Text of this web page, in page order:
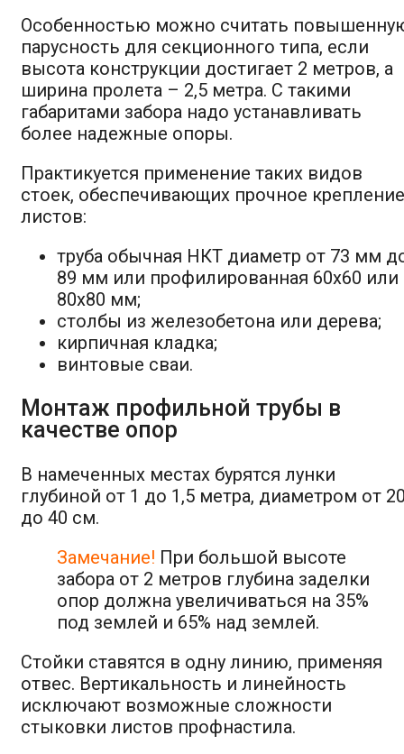
Особенностью можно считать
парусность для секционного типа, если
высота конструкции достигает 2 метров, а
ширина пролета – 2,5 метра. С такими
габаритами забора надо устанавливать
более надежные опоры.
Практикуется применение таких видов
стоек, обеспечивающих прочное крепление
листов:
труба обычная НКТ диаметр от 73 мм
89 мм или профилированная 60х60 или
80х80 мм;
столбы из железобетона или дерева;
кирпичная кладка;
винтовые сваи.
Монтаж профильной трубы в
качестве опор
В намеченных местах бурятся лунки
глубиной от 1 до 1,5 метра, диаметром от
до 40 см.
Замечание! При большой высоте
забора от 2 метров глубина заделки
опор должна увеличиваться на 35%
под землей и 65% над землей.
Стойки ставятся в одну линию, применяя
отвес. Вертикальность и линейность
исключают возможные сложности
стыковки листов профнастила.